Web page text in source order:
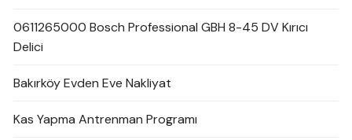
0611265000 Bosch Professional GBH 8-45 DV Kırıcı
Delici
Bakırköy Evden Eve Nakliyat
Kas Yapma Antrenman Programı